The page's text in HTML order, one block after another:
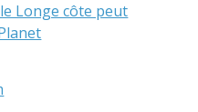
Longe côte peut